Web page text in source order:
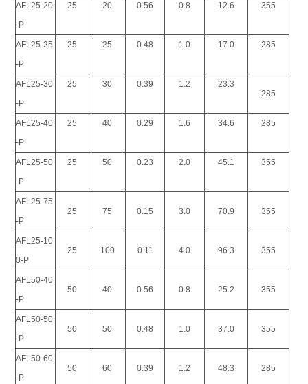
AFL25-20
-P
25 20 0.56 0.8 12.6 355
AFL25-25
-P
25 25 0.48 1.0 17.0 285
AFL25-30
-P
25 30 0.39 1.2
23.3
285
AFL25-40
-P
25 40 0.29 1.6 34.6 285
AFL25-50
-P
25 50 0.23 2.0 45.1 355
AFL25-75
-P
25 75 0.15 3.0 70.9 355
AFL25-10
0-P
25 100 0.11 4.0 96.3 355
AFL50-40
-P
50 40 0.56 0.8 25.2 355
AFL50-50
-P
50 50 0.48 1.0 37.0 355
AFL50-60
-P
50 60 0.39 1.2 48.3 285